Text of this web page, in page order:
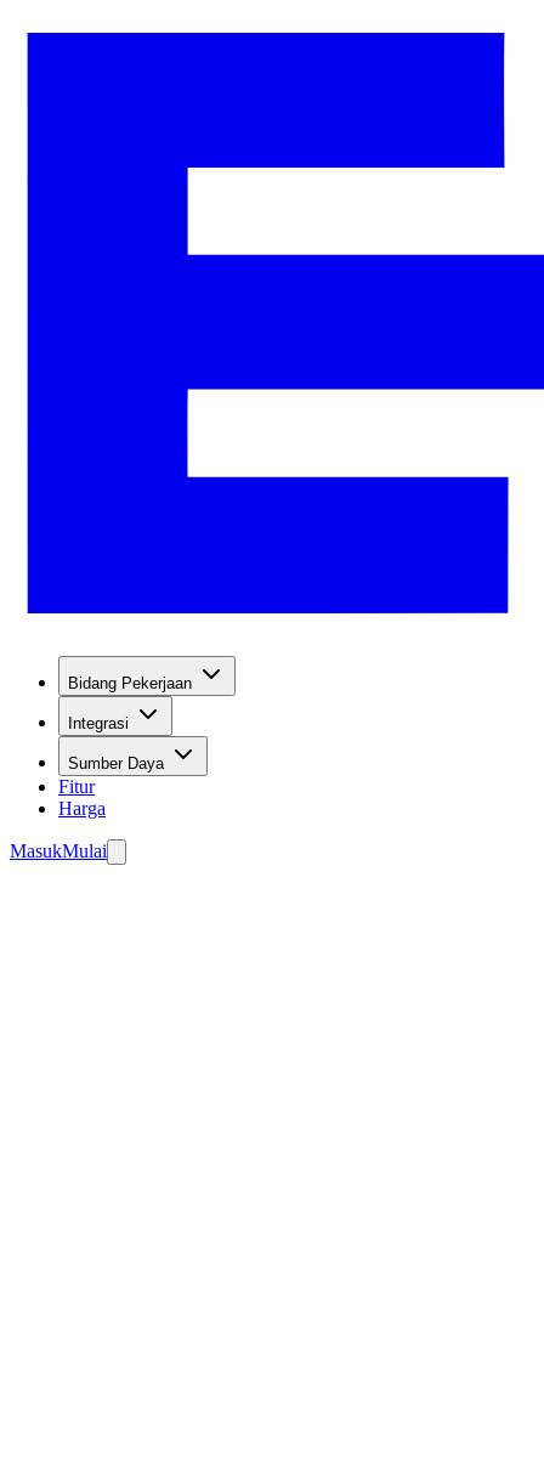
Bidang Pekerjaan
Integrasi
Sumber Daya
Fitur
Harga
MasukMulai